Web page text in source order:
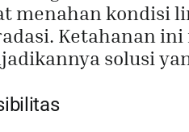
menahan kondisi
Ketahanan
solusi